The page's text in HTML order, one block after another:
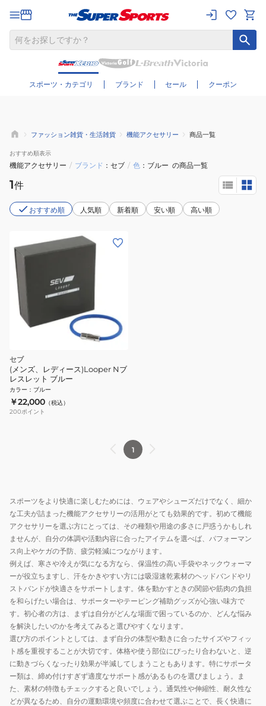
スポーツ・カテゴリ ブランド セール クーポン
さらに絞り込む
ファッション雑貨・生活雑貨 機能アクセサリー 商品一覧
おすすめ順表示
機能アクセサリー / ブランド セブ / 色 ブルー の商品一覧
1件
おすすめ順 人気順 新着順 安い順 高い順
セブ
(メンズ、レディース)Looper Nブ
レスレット ブルー
カラー ： ブルー
￥22,000 （税込）
200ポイント
1
スポーツをより快適に楽しむためには、ウェアやシューズだけでなく、細か
な工夫が詰まった機能アクセサリーの活用がとても効果的です。初めて機能
アクセサリーを選ぶ方にとっては、その種類や用途の多さに戸惑うかもしれ
ませんが、自分の体調や活動内容に合ったアイテムを選べば、パフォーマン
ス向上やケガの予防、疲労軽減につながります。
例えば、寒さや冷えが気になる方なら、保温性の高い手袋やネックウォーマ
ーが役立ちますし、汗をかきやすい方には吸湿速乾素材のヘッドバンドやリ
ストバンドが快適さをサポートします。体を動かすときの関節や筋肉の負担
を和らげたい場合は、サポーターやテーピング補助グッズが心強い味方で
す。初心者の方は、まずは自分がどんな場面で困っているのか、どんな悩み
を解決したいのかを考えてみると選びやすくなります。
選び方のポイントとしては、まず自分の体型や動きに合ったサイズやフィッ
ト感を重視することが大切です。体格や使う部位にぴったり合わないと、逆
に動きづらくなったり効果が半減してしまうこともあります。特にサポータ
ー類は、締め付けすぎず適度なサポート感があるものを選びましょう。ま
た、素材の特徴もチェックすると良いでしょう。通気性や伸縮性、耐久性な
どが異なるため、自分の運動環境や頻度に合わせて選ぶことで、長く快適に